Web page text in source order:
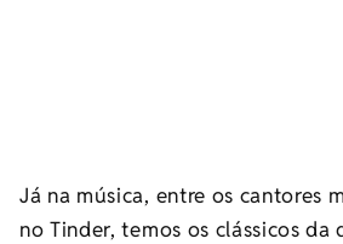
Já na música, entre os cantores
no Tinder, temos os clássicos da